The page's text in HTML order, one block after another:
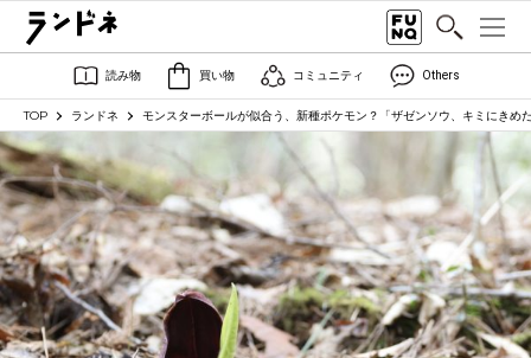
読み物 買い物 コミュニティ Others
TOP ランドネ モンスターボールが似合う、新種ポケモン？「ザゼンソウ、キミにきめ